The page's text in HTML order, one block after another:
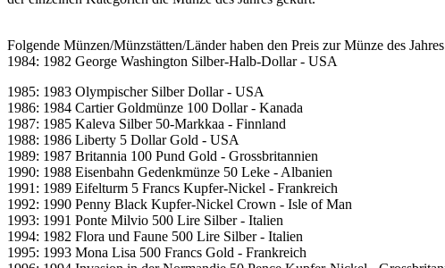
Folgende Münzen/Münzstätten/Länder haben den Preis zur Münze des
1984: 1982 George Washington Silber-Halb-Dollar - USA
1985: 1983 Olympischer Silber Dollar - USA
1986: 1984 Cartier Goldmünze 100 Dollar - Kanada
1987: 1985 Kaleva Silber 50-Markkaa - Finnland
1988: 1986 Liberty 5 Dollar Gold - USA
1989: 1987 Britannia 100 Pund Gold - Grossbritannien
1990: 1988 Eisenbahn Gedenkmünze 50 Leke - Albanien
1991: 1989 Eifelturm 5 Francs Kupfer-Nickel - Frankreich
1992: 1990 Penny Black Kupfer-Nickel Crown - Isle of Man
1993: 1991 Ponte Milvio 500 Lire Silber - Italien
1994: 1982 Flora und Faune 500 Lire Silber - Italien
1995: 1993 Mona Lisa 500 Francs Gold - Frankreich